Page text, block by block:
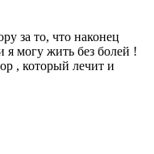
за то, что наконец
могу жить без болей !
, который лечит и